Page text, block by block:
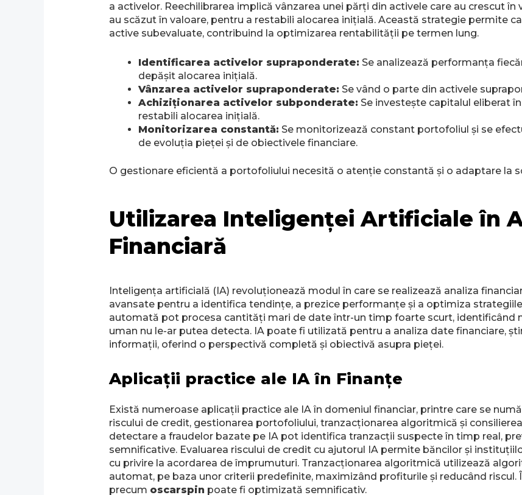
a activelor. Reechilibrarea implică vânzarea unei părți din activele care au crescut
au scăzut în valoare, pentru a restabili alocarea inițială. Această strategie permite
active subevaluate, contribuind la optimizarea rentabilității pe termen lung.
Identificarea activelor supraponderate: Se analizează performanța
depășit alocarea inițială.
Vânzarea activelor supraponderate: Se vând o parte din activele
Achiziționarea activelor subponderate: Se investește capitalul eliberat
restabili alocarea inițială.
Monitorizarea constantă: Se monitorizează constant portofoliul și se
de evoluția pieței și de obiectivele financiare.
O gestionare eficientă a portofoliului necesită o atenție constantă și o adaptare la
Utilizarea Inteligenței Artificiale în
Financiară
Inteligența artificială (IA) revoluționează modul în care se realizează analiza
avansate pentru a identifica tendințe, a prezice performanțe și a optimiza
automată pot procesa cantități mari de date într-un timp foarte scurt, identificând
uman nu le-ar putea detecta. IA poate fi utilizată pentru a analiza date financiare,
informații, oferind o perspectivă completă și obiectivă asupra pieței.
Aplicații practice ale IA în Finanțe
Există numeroase aplicații practice ale IA în domeniul financiar, printre care se
riscului de credit, gestionarea portofoliului, tranzacționarea algoritmică și
detectare a fraudelor bazate pe IA pot identifica tranzacții suspecte în timp real,
semnificative. Evaluarea riscului de credit cu ajutorul IA permite băncilor și
cu privire la acordarea de împrumuturi. Tranzacționarea algoritmică utilizează
automat, pe baza unor criterii predefinite, maximizând profiturile și reducând riscul.
precum oscarspin poate fi optimizată semnificativ.